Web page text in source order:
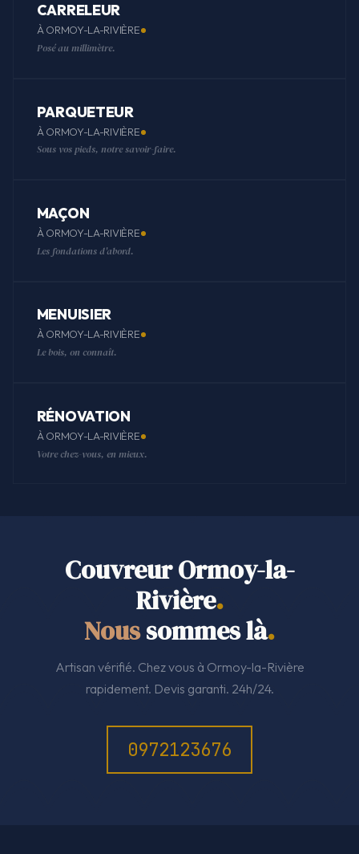
CARRELEUR
À ORMOY-LA-RIVIÈRE
Posé au millimètre.
PARQUETEUR
À ORMOY-LA-RIVIÈRE
Sous vos pieds, notre savoir-faire.
MAÇON
À ORMOY-LA-RIVIÈRE
Les fondations d'abord.
MENUISIER
À ORMOY-LA-RIVIÈRE
Le bois, on connaît.
RÉNOVATION
À ORMOY-LA-RIVIÈRE
Votre chez-vous, en mieux.
Couvreur Ormoy-la-
Rivière.
Noussommes là.
Artisan vérifié. Chez vous à Ormoy-la-Rivière
rapidement. Devis garanti. 24h/24.
0972123676